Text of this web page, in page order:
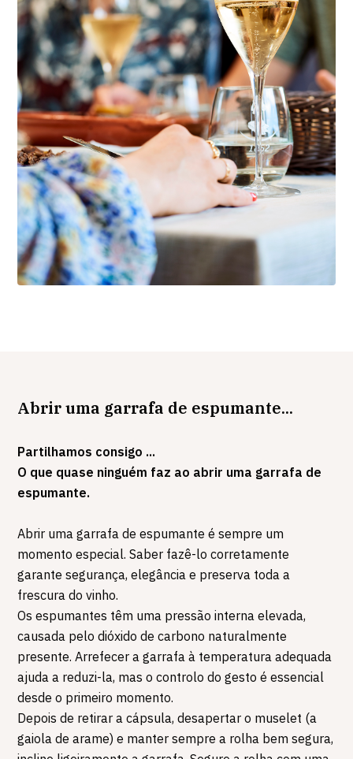
Abrir uma garrafa de espumante...
Partilhamos consigo ...
O que quase ninguém faz ao abrir uma garrafa de
espumante.
Abrir uma garrafa de espumante é sempre um
momento especial. Saber fazê-lo corretamente
garante segurança, elegância e preserva toda a
frescura do vinho.
Os espumantes têm uma pressão interna elevada,
causada pelo dióxido de carbono naturalmente
presente. Arrefecer a garrafa à temperatura adequada
ajuda a reduzi-la, mas o controlo do gesto é essencial
desde o primeiro momento.
Depois de retirar a cápsula, desapertar o muselet (a
gaiola de arame) e manter sempre a rolha bem segura,